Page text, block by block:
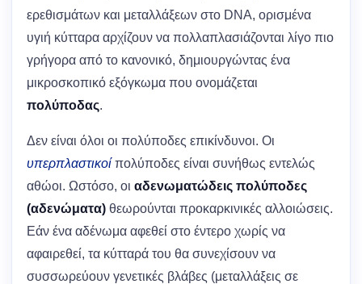
ερεθισμάτων και μεταλλάξεων στο DNA, ορισμένα
υγιή κύτταρα αρχίζουν να πολλαπλασιάζονται λίγο πιο
γρήγορα από το κανονικό, δημιουργώντας ένα
μικροσκοπικό εξόγκωμα που ονομάζεται
πολύποδας.
Δεν είναι όλοι οι πολύποδες επικίνδυνοι. Οι
υπερπλαστικοίπολύποδες είναι συνήθως εντελώς
αθώοι. Ωστόσο, οι αδενωματώδεις πολύποδες
(αδενώματα) θεωρούνται προκαρκινικές αλλοιώσεις.
Εάν ένα αδένωμα αφεθεί στο έντερο χωρίς να
αφαιρεθεί, τα κύτταρά του θα συνεχίσουν να
συσσωρεύουν γενετικές βλάβες (μεταλλάξεις σε